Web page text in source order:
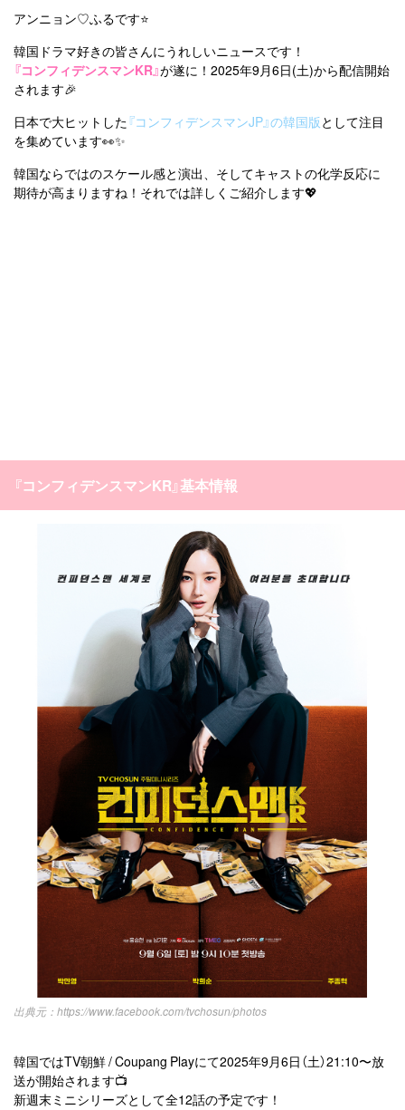
タグ一覧
キュレーター一覧
運営会社
利用規約
お問い合わせ
韓国旅行 韓国ファッション
メイク k-pop コスメ ファッション
kpop
オルチャンメイク アイドル
韓国ドラマ
アンニョン♡ふるです⭐️
韓国ドラマ好きの皆さんにうれしいニュースです！
『コンフィデンスマンKR』が遂に！2025年9月6日(土)から配信開始
されます🎉
日本で大ヒットした『コンフィデンスマンJP』の韓国版として注目
を集めています👀✨
韓国ならではのスケール感と演出、そしてキャストの化学反応に
期待が高まりますね！それでは詳しくご紹介します💖
『コンフィデンスマンKR』基本情報
https://www.facebook.com/tvchosun/photos
韓国ではTV朝鮮 / Coupang Playにて2025年9月6日（土）21:10〜放
送が開始されます📺
新週末ミニシリーズとして全12話の予定です！